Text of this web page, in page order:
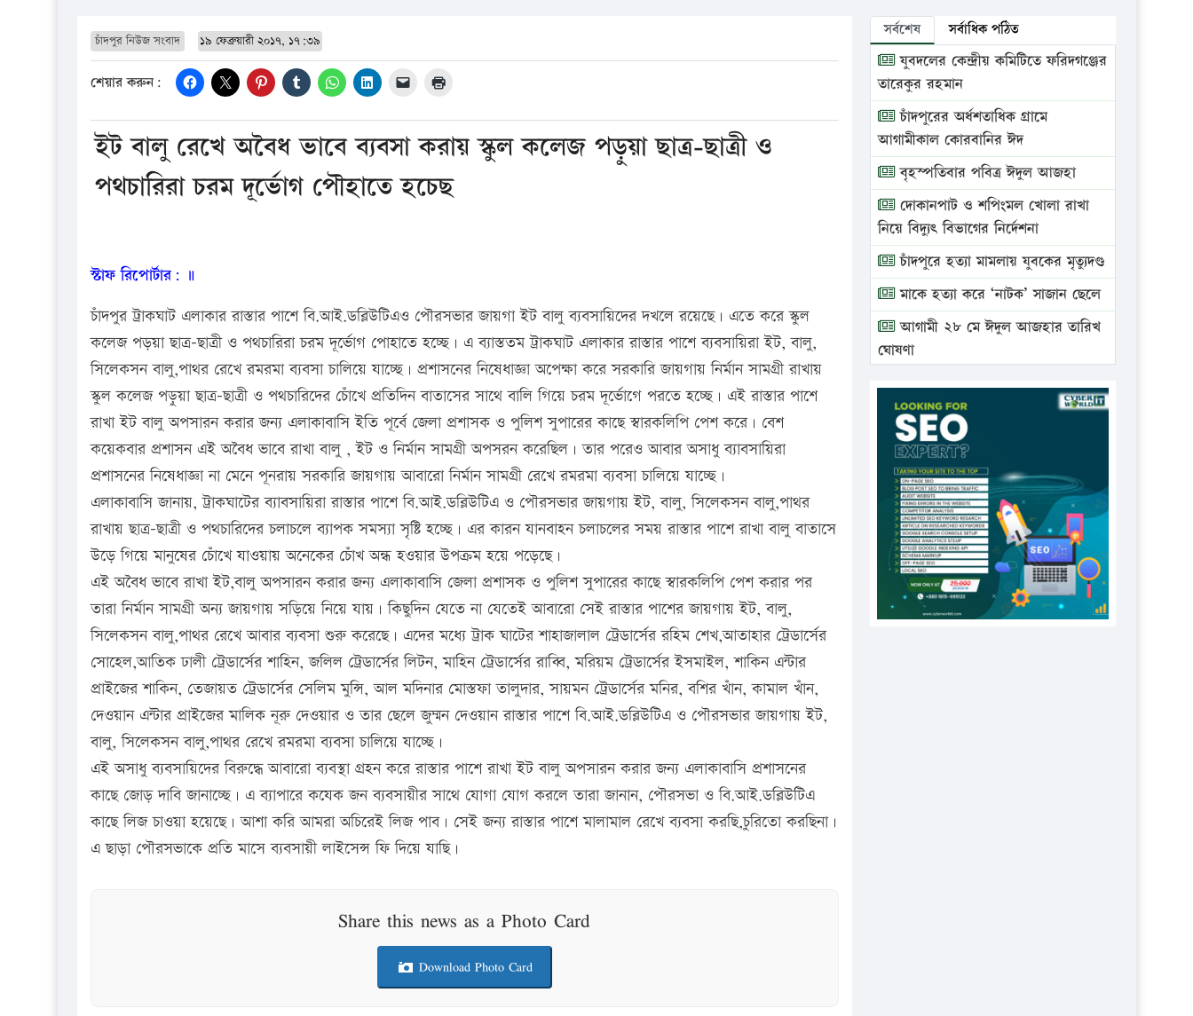
চাঁদপুর নিউজ সংবাদ ১৯ ফেব্রুয়ারী ২০১৭, ১৭:৩৯
শেয়ার করুন:
ইট বালু রেখে অবৈধ ভাবে ব্যবসা করায় স্কুল কলেজ পড়ুয়া ছাত্র-ছাত্রী ও
পথচারিরা চরম দূর্ভোগ পৌহাতে হচেছ
স্টাফ রিপোর্টার: ॥
চাঁদপুর ট্রাকঘাট এলাকার রাস্তার পাশে বি.আই.ডব্লিউটিএও পৌরসভার জায়গা ইট বালু ব্যবসায়িদের দখলে রয়েছে। এতে করে স্কুল
কলেজ পড়য়া ছাত্র-ছাত্রী ও পথচারিরা চরম দূর্ভোগ পোহাতে হচ্ছে। এ ব্যাস্ততম ট্রাকঘাট এলাকার রাস্তার পাশে ব্যবসায়িরা ইট, বালু,
সিলেকসন বালু,পাথর রেখে রমরমা ব্যবসা চালিয়ে যাচ্ছে। প্রশাসনের নিষেধাজ্ঞা অপেক্ষা করে সরকারি জায়গায় নির্মান সামগ্রী রাখায়
স্কুল কলেজ পড়ুয়া ছাত্র-ছাত্রী ও পথচারিদের চোঁখে প্রতিদিন বাতাসের সাথে বালি গিয়ে চরম দূর্ভোগে পরতে হচ্ছে। এই রাস্তার পাশে
রাখা ইট বালু অপসারন করার জন্য এলাকাবাসি ইতি পূর্বে জেলা প্রশাসক ও পুলিশ সুপারের কাছে স্বারকলিপি পেশ করে। বেশ
কয়েকবার প্রশাসন এই অবৈধ ভাবে রাখা বালু , ইট ও নির্মান সামগ্রী অপসরন করেছিল। তার পরেও আবার অসাধু ব্যাবসায়িরা
প্রশাসনের নিষেধাজ্ঞা না মেনে পূনরায় সরকারি জায়গায় আবারো নির্মান সামগ্রী রেখে রমরমা ব্যবসা চালিয়ে যাচ্ছে।
এলাকাবাসি জানায়, ট্রাকঘাটের ব্যাবসায়িরা রাস্তার পাশে বি.আই.ডব্লিউটিএ ও পৌরসভার জায়গায় ইট, বালু, সিলেকসন বালু,পাথর
রাখায় ছাত্র-ছাত্রী ও পথচারিদের চলাচলে ব্যাপক সমস্যা সৃষ্টি হচ্ছে। এর কারন যানবাহন চলাচলের সময় রাস্তার পাশে রাখা বালু বাতাসে
উড়ে গিয়ে মানুষের চোঁখে যাওয়ায় অনেকের চোঁখ অন্ধ হওয়ার উপক্রম হয়ে পড়েছে।
এই অবৈধ ভাবে রাখা ইট,বালু অপসারন করার জন্য এলাকাবাসি জেলা প্রশাসক ও পুলিশ সুপারের কাছে স্বারকলিপি পেশ করার পর
তারা নির্মান সামগ্রী অন্য জায়গায় সড়িয়ে নিয়ে যায়। কিছুদিন যেতে না যেতেই আবারো সেই রাস্তার পাশের জায়গায় ইট, বালু,
সিলেকসন বালু,পাথর রেখে আবার ব্যবসা শুরু করেছে। এদের মধ্যে ট্রাক ঘাটের শাহাজালাল ট্রেডার্সের রহিম শেখ,আতাহার ট্রেডার্সের
সোহেল,আতিক ঢালী ট্রেডার্সের শাহিন, জলিল ট্রেডার্সের লিটন, মাহিন ট্রেডার্সের রাব্বি, মরিয়ম ট্রেডার্সের ইসমাইল, শাকিন এন্টার
প্রাইজের শাকিন, তেজায়ত ট্রেডার্সের সেলিম মুন্সি, আল মদিনার মোস্তফা তালুদার, সায়মন ট্রেডার্সের মনির, বশির খাঁন, কামাল খাঁন,
দেওয়ান এন্টার প্রাইজের মালিক নূরু দেওয়ার ও তার ছেলে জুম্মন দেওয়ান রাস্তার পাশে বি.আই.ডব্লিউটিএ ও পৌরসভার জায়গায় ইট,
বালু, সিলেকসন বালু,পাথর রেখে রমরমা ব্যবসা চালিয়ে যাচ্ছে।
এই অসাধু ব্যবসায়িদের বিরুদ্ধে আবারো ব্যবস্থা গ্রহন করে রাস্তার পাশে রাখা ইট বালু অপসারন করার জন্য এলাকাবাসি প্রশাসনের
কাছে জোড় দাবি জানাচ্ছে। এ ব্যাপারে কযেক জন ব্যবসায়ীর সাথে যোগা যোগ করলে তারা জানান, পৌরসভা ও বি.আই.ডব্লিউটিএ
কাছে লিজ চাওয়া হয়েছে। আশা করি আমরা অচিরেই লিজ পাব। সেই জন্য রাস্তার পাশে মালামাল রেখে ব্যবসা করছি,চুরিতো করছিনা।
এ ছাড়া পৌরসভাকে প্রতি মাসে ব্যবসায়ী লাইসেন্স ফি দিয়ে যাছি।
Share this news as a Photo Card
Download Photo Card
সর্বশেষ সর্বাধিক পঠিত
যুবদলের কেন্দ্রীয় কমিটিতে ফরিদগঞ্জের
তারেকুর রহমান
চাঁদপুরের অর্ধশতাধিক গ্রামে
আগামীকাল কোরবানির ঈদ
বৃহস্পতিবার পবিত্র ঈদুল আজহা
দোকানপাট ও শপিংমল খোলা রাখা
নিয়ে বিদ্যুৎ বিভাগের নির্দেশনা
চাঁদপুরে হত্যা মামলায় যুবকের মৃত্যুদণ্ড
মাকে হত্যা করে ‘নাটক’ সাজান ছেলে
আগামী ২৮ মে ঈদুল আজহার তারিখ
ঘোষণা
ভ্রাম্যমাণ আদালতে দুইটি প্রতিষ্ঠানকে
প্রতিষ্ঠানকে ৪০হাজার টাকা জরিমানা।
এবার লঞ্চের ভাড়া বাড়ল
১৭ থেকে ২১ শতাংশ বিদ্যুতের দাম
বাড়ানোর প্রস্তাব পিডিবির
১৬ মে চাঁদপুর ও ২৫ মে ফেনী সফরে
যাবেন প্রধানমন্ত্রী
উচ্চশিক্ষায় গৌরবময় অর্জন: পূর্ণ
স্কলারশিপে যুক্তরাষ্ট্রে পিএইচডি করছেন